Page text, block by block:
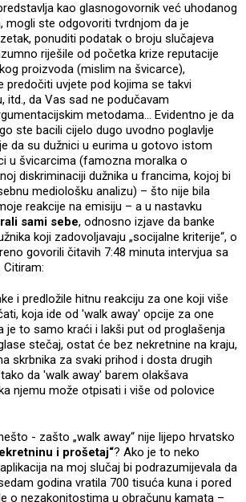
kao glasnogovornik već uhodanog
mogli ste odgovoriti tvrdnjom da je
ponuditi podatak o broju slučajeva
riješile od početka krize reputacije
proizvoda (mislim na švicarce),
predočiti uvjete pod kojima se takvi
itd., da Vas sad ne podučavam
metodama... Evidentno je da
ste bacili cijelo dugo uvodno poglavlje
da su dužnici u eurima u gotovo istom
u švicarcima (famozna moralka o
diskriminaciji dužnika u francima, kojoj bi
mediološku analizu) – što nije bila
reakcije na emisiju – a u nastavku
sami sebe, odnosno izjave da banke
koji zadovoljavaju „socijalne kriterije“, o
govorili čitavih 7:48 minuta intervjua sa
i predložile hitnu reakciju za one koji više
koja ide od 'walk away' opcije za one
je to samo kraći i lakši put od proglašenja
stečaj, ostat će bez nekretnine na kraju,
skrbnika za svaki prihod i dosta drugih
da 'walk away' barem olakšava
njemu može otpisati i više od polovice
- zašto „walk away“ nije lijepo hrvatsko
i prošetaj“? Ako je to neko
na moj slučaj bi podrazumijevala da
godina vratila 700 tisuća kuna i pored
o nezakonitostima u obračunu kamata –